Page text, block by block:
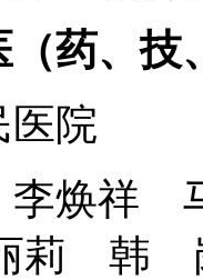
（药、技
院
焕祥
莉 韩